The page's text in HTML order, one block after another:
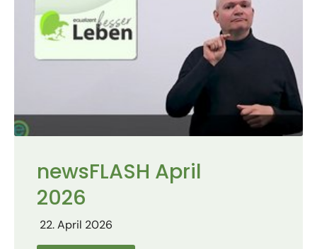
newsFLASH April
2026
22. April 2026